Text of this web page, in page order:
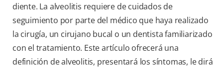
diente. La alveolitis requiere de cuidados de
seguimiento por parte del médico que haya realizado
la cirugía, un cirujano bucal o un dentista familiarizado
con el tratamiento. Este artículo ofrecerá una
definición de alveolitis, presentará los síntomas, le dirá